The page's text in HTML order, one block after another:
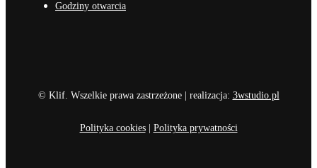
Godziny otwarcia
© Klif. Wszelkie prawa zastrzeżone | realizacja: 3wstudio.pl
Polityka cookies| Polityka prywatności